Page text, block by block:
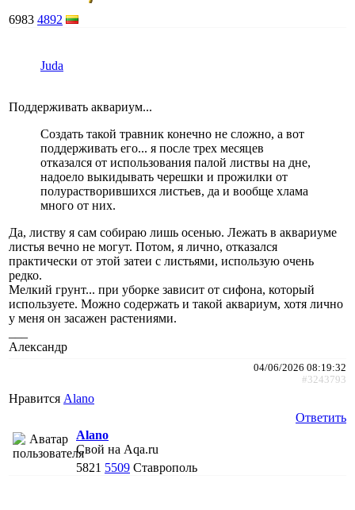
6983 4892
Juda
Поддерживать аквариум...
Создать такой травник конечно не сложно, а вот
поддерживать его... я после трех месяцев
отказался от использования палой листвы на дне,
надоело выкидывать черешки и прожилки от
полурастворившихся листьев, да и вообще хлама
много от них.
Да, листву я сам собираю лишь осенью. Лежать в аквариуме
листья вечно не могут. Потом, я лично, отказался
практически от этой затеи с листьями, использую очень
редко.
Мелкий грунт... при уборке зависит от сифона, который
используете. Можно содержать и такой аквариум, хотя лично
у меня он засажен растениями.
Александр
04/06/2026 08:19:32
#3243793
Нравится Alano
Ответить
Alano
Свой на Aqa.ru
5821 5509 Ставрополь